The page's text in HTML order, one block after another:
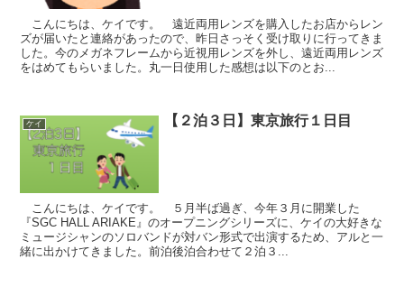
こんにちは、ケイです。 遠近両用レンズを購入したお店からレン
ズが届いたと連絡があったので、昨日さっそく受け取りに行ってきま
した。今のメガネフレームから近視用レンズを外し、遠近両用レンズ
をはめてもらいました。丸一日使用した感想は以下のとお...
ケイ 【２泊３日】東京旅行１日目
こんにちは、ケイです。 ５月半ば過ぎ、今年３月に開業した
『SGC HALL ARIAKE』のオープニングシリーズに、ケイの大好きな
ミュージシャンのソロバンドが対バン形式で出演するため、アルと一
緒に出かけてきました。前泊後泊合わせて２泊３...